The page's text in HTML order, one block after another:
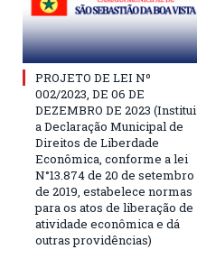
PROJETO DE LEI Nº
002/2023, DE 06 DE
DEZEMBRO DE 2023 (Institui
a Declaração Municipal de
Direitos de Liberdade
Econômica, conforme a lei
N°13.874 de 20 de setembro
de 2019, estabelece normas
para os atos de liberação de
atividade econômica e dá
outras providências)